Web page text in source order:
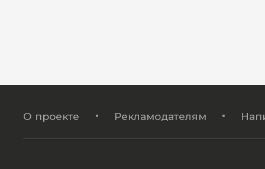
О проекте Рекламодателям